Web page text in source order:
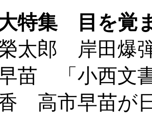
大特集 目を覚
太郎 岸田爆
苗 「小西文
高市早苗が